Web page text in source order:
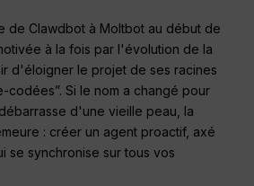
de Clawdbot à Moltbot au début de
à la fois par l'évolution de la
d'éloigner le projet de ses racines
codées”. Si le nom a changé pour
d'une vieille peau, la
: créer un agent proactif, axé
se synchronise sur tous vos